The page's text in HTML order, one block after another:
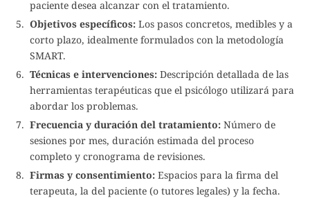
paciente desea alcanzar con el tratamiento.
Objetivos específicos: Los pasos concretos, medibles y a
corto plazo, idealmente formulados con la metodología
SMART.
Técnicas e intervenciones: Descripción detallada de las
herramientas terapéuticas que el psicólogo utilizará para
abordar los problemas.
Frecuencia y duración del tratamiento: Número de
sesiones por mes, duración estimada del proceso
completo y cronograma de revisiones.
Firmas y consentimiento: Espacios para la firma del
terapeuta, la del paciente (o tutores legales) y la fecha.